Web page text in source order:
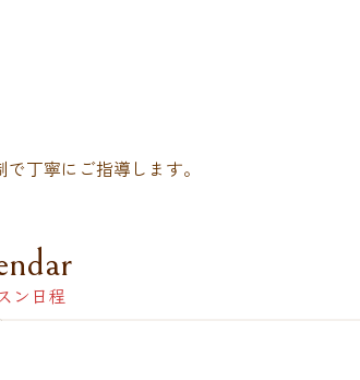
で丁寧にご指導します。
ン日程